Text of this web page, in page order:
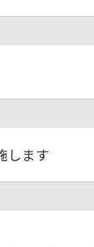
します